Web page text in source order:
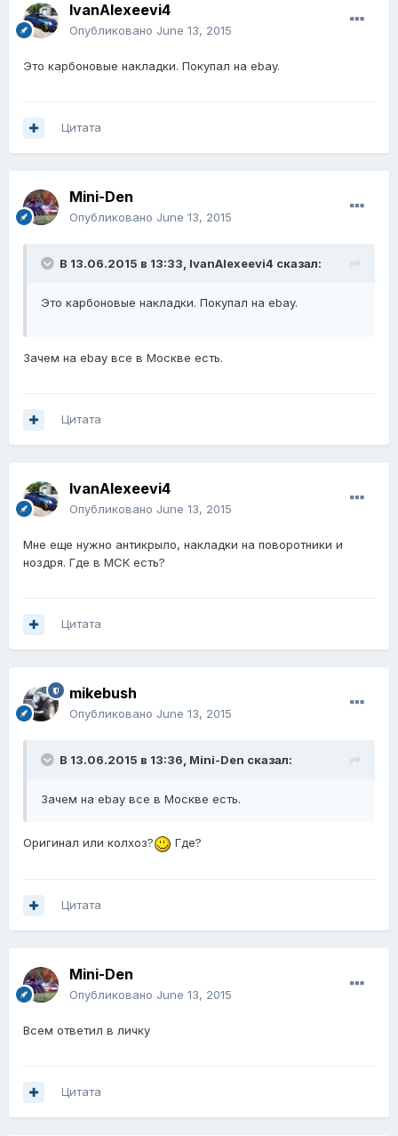
IvanAlexeevi4
Опубликовано June 13, 2015
Это карбоновые накладки. Покупал на ebay.
Цитата
Mini-Den
Опубликовано June 13, 2015
В 13.06.2015 в 13:33, IvanAlexeevi4 сказал:
Это карбоновые накладки. Покупал на ebay.
Зачем на ebay все в Москве есть.
Цитата
IvanAlexeevi4
Опубликовано June 13, 2015
Мне еще нужно антикрыло, накладки на поворотники и
ноздря. Где в МСК есть?
Цитата
mikebush
Опубликовано June 13, 2015
В 13.06.2015 в 13:36, Mini-Den сказал:
Зачем на ebay все в Москве есть.
Оригинал или колхоз? Где?
Цитата
Mini-Den
Опубликовано June 13, 2015
Всем ответил в личку
Цитата